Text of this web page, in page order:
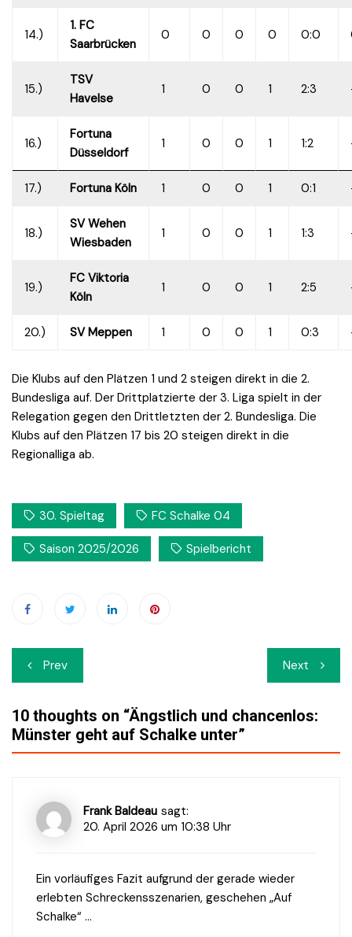
14.)
1. FC
Saarbrücken
0 0 0 0 0:0
15.)
TSV
Havelse
1 0 0 1 2:3
16.)
Fortuna
Düsseldorf
1 0 0 1 1:2
17.) Fortuna Köln 1 0 0 1 0:1
18.)
SV Wehen
Wiesbaden
1 0 0 1 1:3
19.)
FC Viktoria
Köln
1 0 0 1 2:5
20.) SV Meppen 1 0 0 1 0:3
Die Klubs auf den Plätzen 1 und 2 steigen direkt in die 2.
Bundesliga auf. Der Drittplatzierte der 3. Liga spielt in der
Relegation gegen den Drittletzten der 2. Bundesliga. Die
Klubs auf den Plätzen 17 bis 20 steigen direkt in die
Regionalliga ab.
30. Spieltag FC Schalke 04
Saison 2025/2026 Spielbericht
Beitrags-
Navigation
Prev Next
10 thoughts on “Ängstlich und chancenlos:
Münster geht auf Schalke unter”
Frank Baldeau sagt:
20. April 2026 um 10:38 Uhr
Ein vorläufiges Fazit aufgrund der gerade wieder
erlebten Schreckensszenarien, geschehen „Auf
Schalke“ …